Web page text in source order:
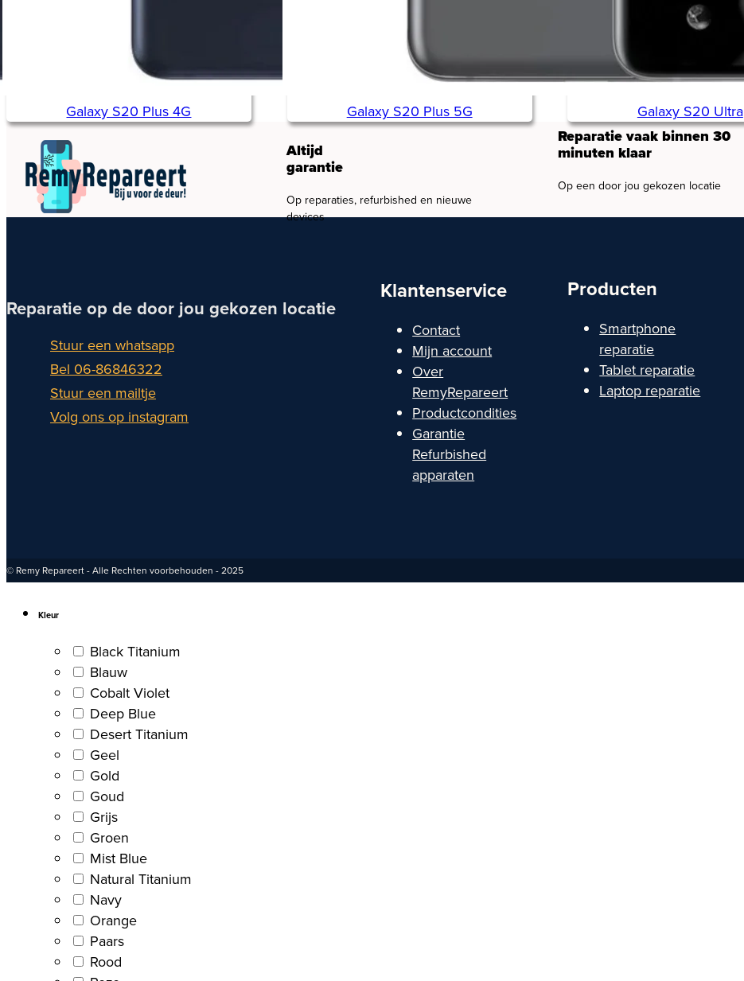
Galaxy S20 Plus 4G Galaxy S20 Plus 5G Galaxy S20 Ultra
Altijd
garantie
Op reparaties, refurbished en nieuwe
devices
Reparatie vaak binnen 30
minuten klaar
Op een door jou gekozen locatie
Reparatie op de door jou gekozen locatie
Stuur een whatsapp
Bel 06-86846322
Stuur een mailtje
Volg ons op instagram
Klantenservice
Contact
Mijn account
Over
RemyRepareert
Productcondities
Garantie
Refurbished
apparaten
Producten
Smartphone
reparatie
Tablet reparatie
Laptop reparatie
© Remy Repareert - Alle Rechten voorbehouden - 2025
Kleur
Black Titanium
Blauw
Cobalt Violet
Deep Blue
Desert Titanium
Geel
Gold
Goud
Grijs
Groen
Mist Blue
Natural Titanium
Navy
Orange
Paars
Rood